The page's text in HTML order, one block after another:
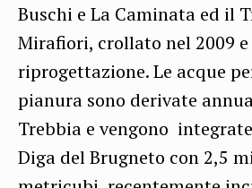
Buschi e La Caminata ed il
Mirafiori, crollato nel 2009
riprogettazione. Le acque
pianura sono derivate
Trebbia e vengono
Diga del Brugneto con 2,5